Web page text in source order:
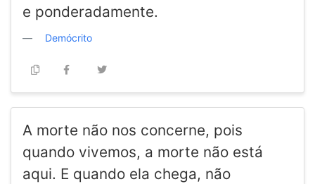
e ponderadamente.
Demócrito
A morte não nos concerne, pois
quando vivemos, a morte não está
aqui. E quando ela chega, não